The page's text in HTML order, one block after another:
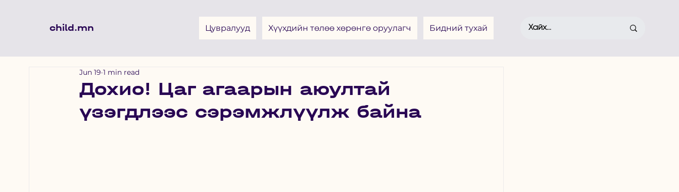
child.mn Цувралууд Хүүхдийн төлөө хөрөнгө оруулагч Бидний тухай
Дохио! Цаг агаарын аюултай
үзэгдлээс сэрэмжлүүлж байна
Jun 19 1 min read